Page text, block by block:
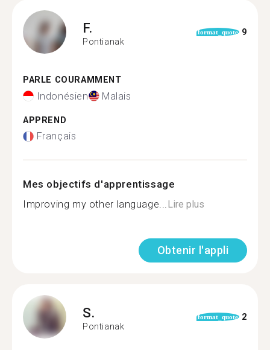
F.
Pontianak
format_quote 9
PARLE COURAMMENT
Indonésien Malais
APPREND
Français
Mes objectifs d'apprentissage
Improving my other language...Lire plus
Obtenir l'appli
S.
Pontianak
format_quote 2